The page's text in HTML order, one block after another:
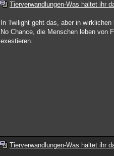
Tierverwandlungen-Was haltet ihr
In Twilight geht das, aber in wirklichen
No Chance, die Menschen leben von
exestieren.
Tierverwandlungen-Was haltet ihr